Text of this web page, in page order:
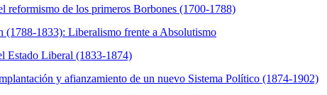
reformismo de los primeros Borbones (1700-1788)
1833): Liberalismo frente a Absolutismo
Estado Liberal (1833-1874)
y afianzamiento de un nuevo Sistema Político (1874-1902)